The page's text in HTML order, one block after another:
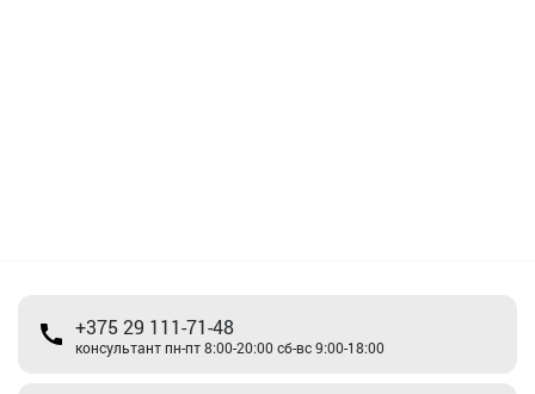
+375 29 111-71-48
консультант пн-пт 8:00-20:00 сб-вс 9:00-18:00